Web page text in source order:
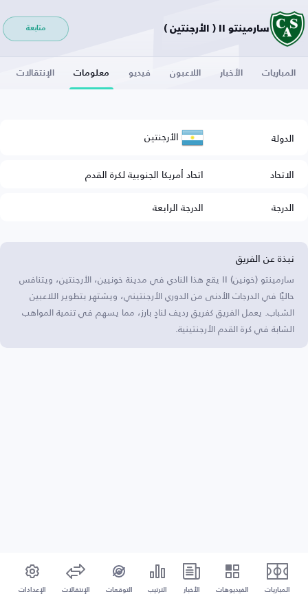
سارمينتو II ( الأرجنتين ) متابعة
المباريات الأخبار اللاعبون فيديو معلومات الإنتقالات
الدولة الأرجنتين
الاتحاد
اتحاد أمريكا الجنوبية لكرة القدم
الدرجة
الدرجة الرابعة
نبذة عن الفريق
سارمينتو (خونين) II يقع هذا النادي في مدينة خونيين، الأرجنتين، ويتنافس
حاليًا في الدرجات الأدنى من الدوري الأرجنتيني، ويشتهر بتطوير اللاعبين
الشباب. يعمل الفريق كفريق رديف لنادٍ بارز، مما يسهم في تنمية المواهب
الشابة في كرة القدم الأرجنتينية.
المباريات الفيديوهات الأخبار الترتيب التوقعات الإنتقالات الإعدادات